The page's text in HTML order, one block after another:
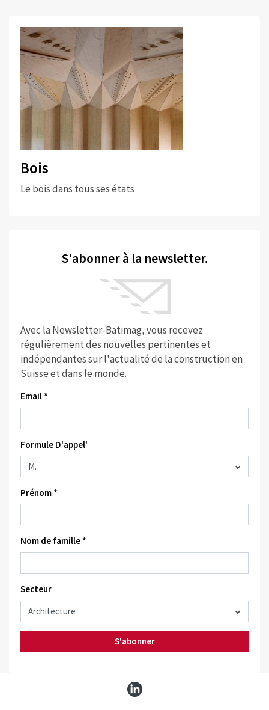
Bois
Le bois dans tous ses états
S'abonner à la newsletter.
Avec la Newsletter-Batimag, vous recevez
régulièrement des nouvelles pertinentes et
indépendantes sur l'actualité de la construction en
Suisse et dans le monde.
Email *
Formule D'appel'
Prénom *
Nom de famille *
Secteur
S'abonner